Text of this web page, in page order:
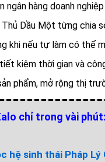
hàng doanh
Dầu Một từng chia
nếu tự làm có thể
kiệm thời gian và
phẩm, mở rộng thị
chỉ trong vài
hệ sinh thái Pháp Lý